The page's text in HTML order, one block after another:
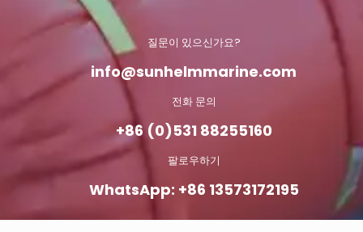
질문이 있으신가요?
info@sunhelmmarine.com
전화 문의
+86 (0)531 88255160
팔로우하기
WhatsApp: +86 13573172195